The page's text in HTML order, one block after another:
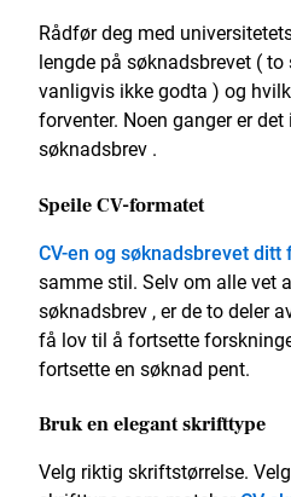
Rådfør deg med
lengde på søknadsbrevet (
vanligvis ikke godta ) og
forventer. Noen ganger er
søknadsbrev .
Speile CV-formatet
CV-en og søknadsbrevet
samme stil. Selv om alle vet
søknadsbrev , er de to deler
få lov til å fortsette
fortsette en søknad pent.
Bruk en elegant skrifttype
Velg riktig skriftstørrelse.